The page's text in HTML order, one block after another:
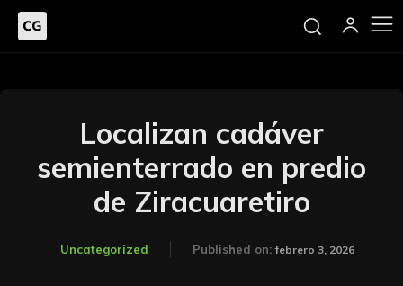
Localizan cadáver
semienterrado en predio
de Ziracuaretiro
Uncategorized Published on: febrero 3, 2026